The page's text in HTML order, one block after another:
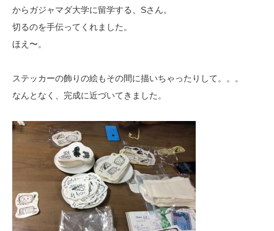
からガジャマダ大学に留学する、Sさん。
切るのを手伝ってくれました。
ほえ〜。
ステッカーの飾りの絵もその間に描いちゃったりして。。。
なんとなく、完成に近づいてきました。